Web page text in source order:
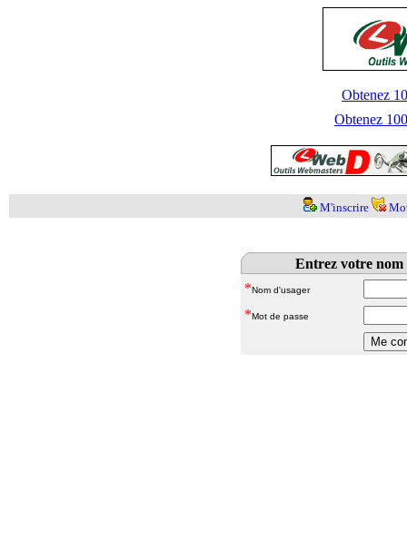
Obtenez
Obtenez
M'inscrire
Entrez votre nom
*Nom d'usager
*Mot de passe